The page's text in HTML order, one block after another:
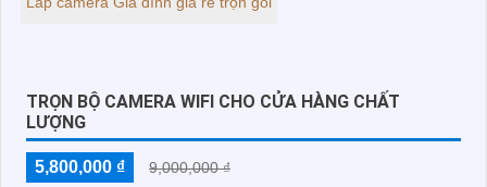
TRỌN BỘ CAMERA WIFI CHO CỬA HÀNG CHẤT
LƯỢNG
5,800,000 ₫
9,000,000 ₫